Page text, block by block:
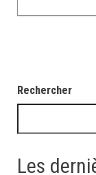
Rechercher
Les